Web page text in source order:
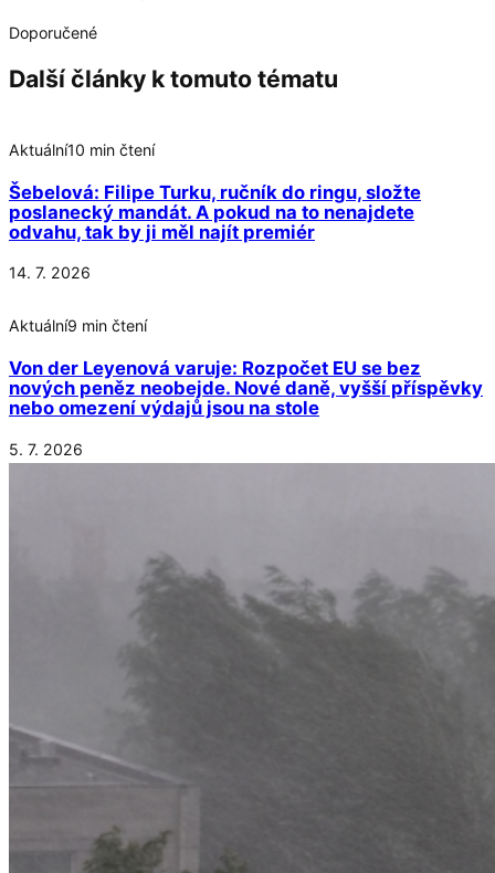
Doporučené
Další články k tomuto tématu
Aktuální10 min čtení
Šebelová: Filipe Turku, ručník do ringu, složte
poslanecký mandát. A pokud na to nenajdete
odvahu, tak by ji měl najít premiér
14. 7. 2026
Aktuální9 min čtení
Von der Leyenová varuje: Rozpočet EU se bez
nových peněz neobejde. Nové daně, vyšší příspěvky
nebo omezení výdajů jsou na stole
5. 7. 2026